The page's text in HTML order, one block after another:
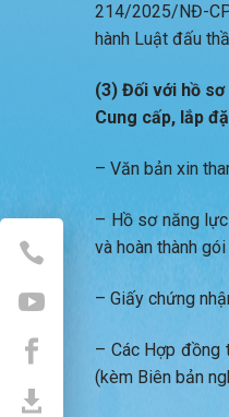
214/2025/NĐ-
hành Luật đấu
(3) Đối với hồ sơ
Cung cấp, lắp
– Văn bản xin
– Hồ sơ năng
và hoàn thành
– Giấy chứng
– Các Hợp đồng
(kèm Biên bản